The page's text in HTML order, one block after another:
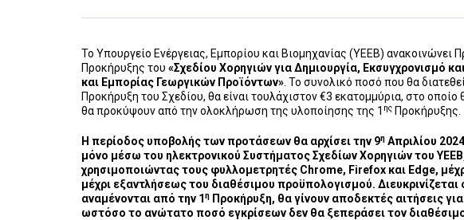
Το Υπουργείο Ενέργειας, Εμπορίου και Βιομηχανίας (ΥΕΕΒ)
Προκήρυξης του «Σχεδίου Χορηγιών για Δημιουργία, Εκσυγχρονισμό
και Εμπορίας Γεωργικών Προϊόντων» . Το συνολικό ποσό που θα
Προκήρυξη του Σχεδίου, θα είναι τουλάχιστον €3 εκατομμύρια, στο
θα προκύψουν από την ολοκλήρωση της υλοποίησης της 1 ης Προκήρυξης.
Η περίοδος υποβολής των προτάσεων θα αρχίσει την 9η Απριλίου
μόνο μέσω του ηλεκτρονικού Συστήματος Σχεδίων Χορηγιών του
χρησιμοποιώντας τους φυλλομετρητές Chrome, Firefox και Edge,
μέχρι εξαντλήσεως του διαθέσιμου προϋπολογισμού.
αναμένονται από την 1η Προκήρυξη, θα γίνουν αποδεκτές αιτήσεις
ωστόσο το ανώτατο ποσό εγκρίσεων δεν θα ξεπεράσει τον